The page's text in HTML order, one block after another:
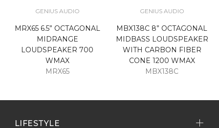
GENIUS AUDIO
MRX65 6.5” OCTAGONAL
MIDRANGE
LOUDSPEAKER 700
WMAX
MRX65
GENIUS AUDIO
MBX138C 8” OCTAGONAL
MIDBASS LOUDSPEAKER
WITH CARBON FIBER
CONE 1200 WMAX
MBX138C
LIFESTYLE